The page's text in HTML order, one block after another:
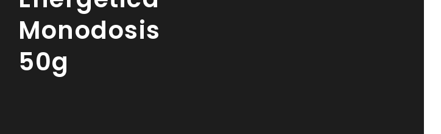
Monodosis
50g